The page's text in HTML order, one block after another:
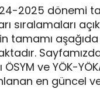
2025 dönemi
sıralamaları
tamamı
ve YÖK-
en güncel